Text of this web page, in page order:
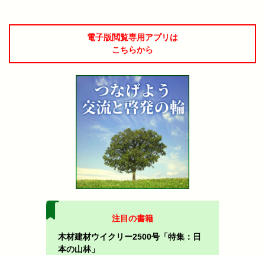
電子版閲覧専用アプリは
こちらから
注目の書籍
木材建材ウイクリー2500号「特集：日
本の山林」